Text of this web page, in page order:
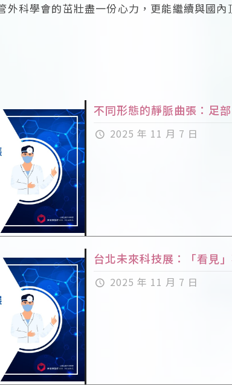
外科學會的茁壯盡一份心力，更能繼續與國內
不同形態的靜脈曲張：足
2025 年 11 月 7 日
台北未來科技展：「看見
2025 年 11 月 7 日